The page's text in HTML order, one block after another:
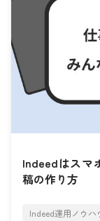
Indeedはスマ
稿の作り方
Indeed運用ノウハ